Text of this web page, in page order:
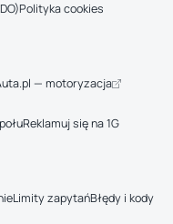
Polityka cookies
— motoryzacja
Reklamuj się na 1G
Limity zapytańBłędy i kody